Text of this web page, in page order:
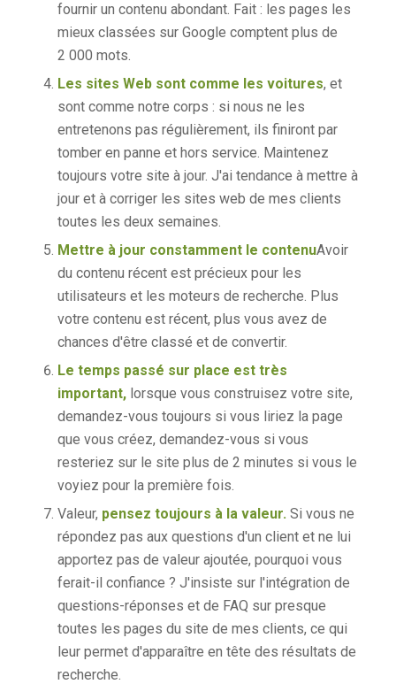
fournir un contenu abondant. Fait : les pages les
mieux classées sur Google comptent plus de
2 000 mots.
Les sites Web sont comme les voitures, et
sont comme notre corps : si nous ne les
entretenons pas régulièrement, ils finiront par
tomber en panne et hors service. Maintenez
toujours votre site à jour. J'ai tendance à mettre à
jour et à corriger les sites web de mes clients
toutes les deux semaines.
Mettre à jour constamment le contenuAvoir
du contenu récent est précieux pour les
utilisateurs et les moteurs de recherche. Plus
votre contenu est récent, plus vous avez de
chances d'être classé et de convertir.
Le temps passé sur place est très
important,lorsque vous construisez votre site,
demandez-vous toujours si vous liriez la page
que vous créez, demandez-vous si vous
resteriez sur le site plus de 2 minutes si vous le
voyiez pour la première fois.
Valeur, pensez toujours à la valeur. Si vous ne
répondez pas aux questions d'un client et ne lui
apportez pas de valeur ajoutée, pourquoi vous
ferait-il confiance ? J'insiste sur l'intégration de
questions-réponses et de FAQ sur presque
toutes les pages du site de mes clients, ce qui
leur permet d'apparaître en tête des résultats de
recherche.